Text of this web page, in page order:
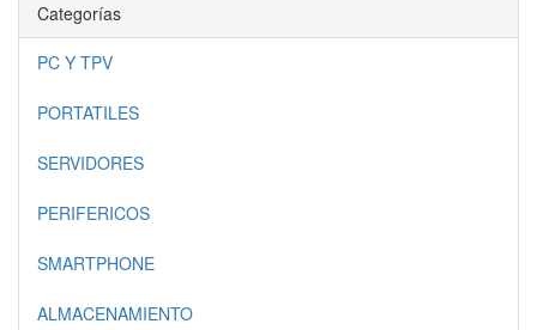
Categorías
PC Y TPV
PORTATILES
SERVIDORES
PERIFERICOS
SMARTPHONE
ALMACENAMIENTO